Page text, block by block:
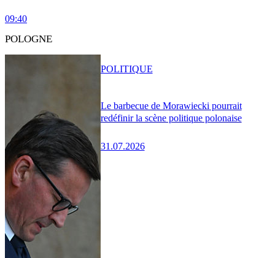
09:40
POLOGNE
Le barbecue de Morawiecki pourrait
redéfinir la scène politique polonaise
31.07.2026
POLITIQUE